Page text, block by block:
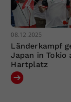
08.12.2025
Länderkampf
Japan in Tokio
Hartplatz